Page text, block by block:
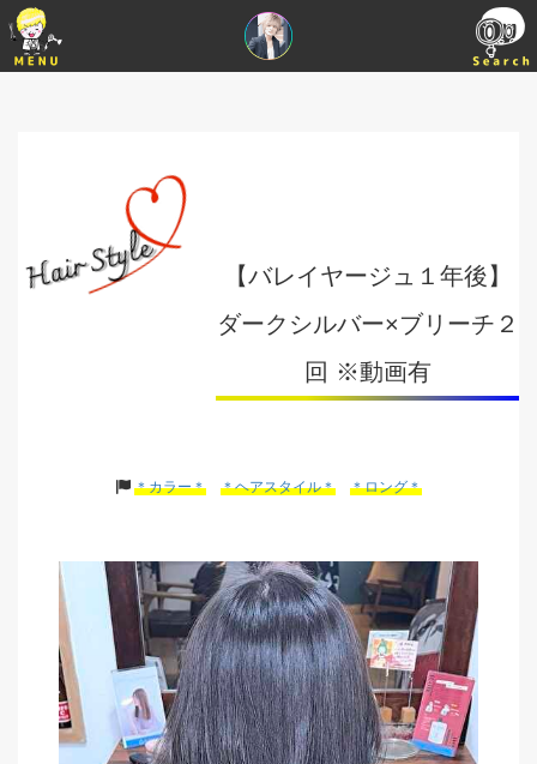
【バレイヤージュ１年後】
ダークシルバー×ブリーチ２
回 ※動画有
＊カラー＊ ＊ヘアスタイル＊ ＊ロング＊